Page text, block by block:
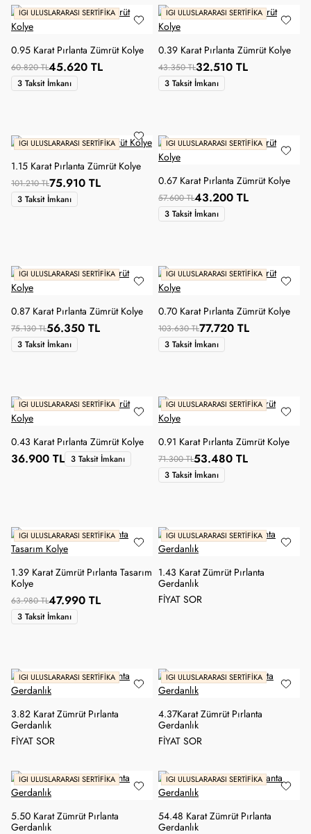
IGI ULUSLARARASI SERTIFIKA
0.95 Karat Pırlanta Zümrüt Kolye
60.820 TL45.620 TL
3 Taksit İmkanı
IGI ULUSLARARASI SERTIFIKA
0.39 Karat Pırlanta Zümrüt Kolye
43.350 TL32.510 TL
3 Taksit İmkanı
IGI ULUSLARARASI SERTIFIKA
1.15 Karat Pırlanta Zümrüt Kolye
101.210 TL75.910 TL
3 Taksit İmkanı
IGI ULUSLARARASI SERTIFIKA
0.67 Karat Pırlanta Zümrüt Kolye
57.600 TL43.200 TL
3 Taksit İmkanı
IGI ULUSLARARASI SERTIFIKA
0.87 Karat Pırlanta Zümrüt Kolye
75.130 TL56.350 TL
3 Taksit İmkanı
IGI ULUSLARARASI SERTIFIKA
0.70 Karat Pırlanta Zümrüt Kolye
103.630 TL77.720 TL
3 Taksit İmkanı
IGI ULUSLARARASI SERTIFIKA
0.43 Karat Pırlanta Zümrüt Kolye
36.900 TL 3 Taksit İmkanı
IGI ULUSLARARASI SERTIFIKA
0.91 Karat Pırlanta Zümrüt Kolye
71.300 TL53.480 TL
3 Taksit İmkanı
IGI ULUSLARARASI SERTIFIKA
1.39 Karat Zümrüt Pırlanta Tasarım
Kolye
63.980 TL47.990 TL
3 Taksit İmkanı
IGI ULUSLARARASI SERTIFIKA
1.43 Karat Zümrüt Pırlanta
Gerdanlık
FİYAT SOR
IGI ULUSLARARASI SERTIFIKA
3.82 Karat Zümrüt Pırlanta
Gerdanlık
FİYAT SOR
IGI ULUSLARARASI SERTIFIKA
4.37Karat Zümrüt Pırlanta
Gerdanlık
FİYAT SOR
IGI ULUSLARARASI SERTIFIKA
5.50 Karat Zümrüt Pırlanta
Gerdanlık
IGI ULUSLARARASI SERTIFIKA
54.48 Karat Zümrüt Pırlanta
Gerdanlık